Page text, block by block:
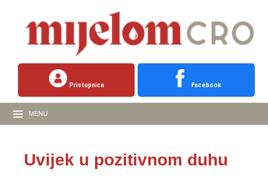
Pristupnica Facebook
MENU
Uvijek u pozitivnom duhu